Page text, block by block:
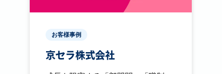
お客様事例
京セラ株式会社